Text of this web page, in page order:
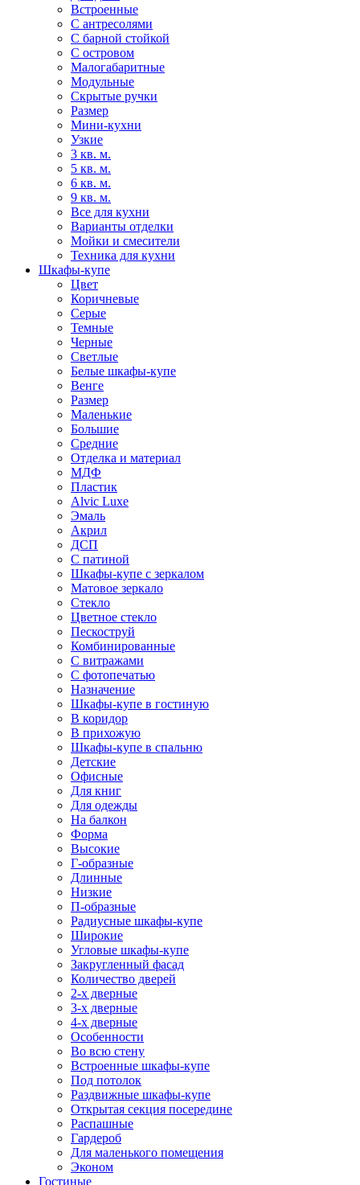
Встроенные
С антресолями
С барной стойкой
С островом
Малогабаритные
Модульные
Скрытые ручки
Размер
Мини-кухни
Узкие
3 кв. м.
5 кв. м.
6 кв. м.
9 кв. м.
Все для кухни
Варианты отделки
Мойки и смесители
Техника для кухни
Шкафы-купе
Цвет
Коричневые
Серые
Темные
Черные
Светлые
Белые шкафы-купе
Венге
Размер
Маленькие
Большие
Средние
Отделка и материал
МДФ
Пластик
Alvic Luxe
Эмаль
Акрил
ДСП
С патиной
Шкафы-купе с зеркалом
Матовое зеркало
Стекло
Цветное стекло
Пескоструй
Комбинированные
С витражами
С фотопечатью
Назначение
Шкафы-купе в гостиную
В коридор
В прихожую
Шкафы-купе в спальню
Детские
Офисные
Для книг
Для одежды
На балкон
Форма
Высокие
Г-образные
Длинные
Низкие
П-образные
Радиусные шкафы-купе
Широкие
Угловые шкафы-купе
Закругленный фасад
Количество дверей
2-х дверные
3-х дверные
4-х дверные
Особенности
Во всю стену
Встроенные шкафы-купе
Под потолок
Раздвижные шкафы-купе
Открытая секция посередине
Распашные
Гардероб
Для маленького помещения
Эконом
Гостиные